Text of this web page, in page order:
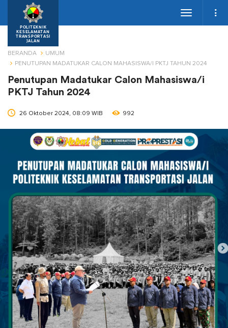
POLITEKNIK
KESELAMATAN
TRANSPORTASI
JALAN
Toggle
BERANDA
UMUM
PENUTUPAN MADATUKAR CALON MAHASISWA/I PKTJ TAHUN 2024
Penutupan Madatukar Calon Mahasiswa/i
PKTJ Tahun 2024
26 Oktober 2024, 08:09 WIB 992